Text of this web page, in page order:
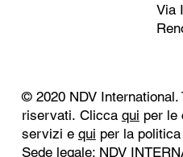
Via
© 2020 NDV International.
riservati. Clicca qui per le
servizi e qui per la
Sede legale: NDV